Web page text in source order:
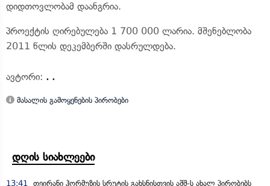
დიდთოვლობამ დაანგრია.
პროექტის ღირებულება 1 700 000 ლარია. მშენებლობა
2011 წლის დეკემბერში დასრულდება.
ავტორი: . .
მასალის გამოყენების პირობები
დღის სიახლეები
13:41 თეირანი ჰორმუზის სრუტის გახსნისთვის აშშ-ს ახალ პირობებს